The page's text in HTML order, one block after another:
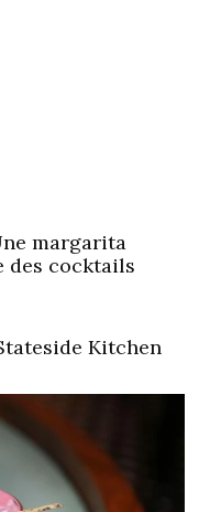
margarita
des cocktails
Kitchen